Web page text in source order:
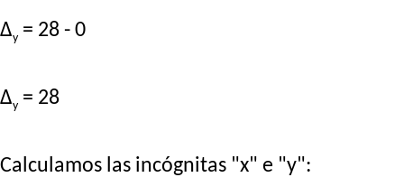
Δy = 28 - 0
Δy = 28
Calculamos las incógnitas "x" e "y":